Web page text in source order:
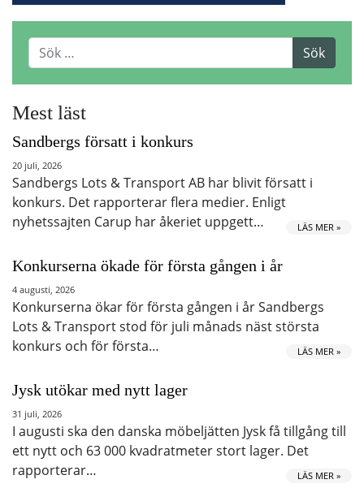
Mest läst
Sandbergs försatt i konkurs
20 juli, 2026
Sandbergs Lots & Transport AB har blivit försatt i
konkurs. Det rapporterar flera medier. Enligt
nyhetssajten Carup har åkeriet uppgett…
LÄS MER »
Konkurserna ökade för första gången i år
4 augusti, 2026
Konkurserna ökar för första gången i år Sandbergs
Lots & Transport stod för juli månads näst största
konkurs och för första…
LÄS MER »
Jysk utökar med nytt lager
31 juli, 2026
I augusti ska den danska möbeljätten Jysk få tillgång till
ett nytt och 63 000 kvadratmeter stort lager. Det
rapporterar…
LÄS MER »